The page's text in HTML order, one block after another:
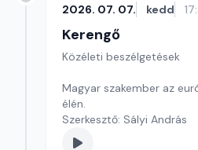
2026. 07. 07. kedd
Kerengő
Közéleti beszélgetések
Magyar szakember az
élén.
Szerkesztő: Sályi András